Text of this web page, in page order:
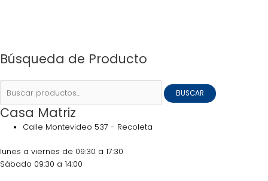
Búsqueda de Producto
BUSCAR
Casa Matriz
Calle Montevideo 537 - Recoleta
lunes a viernes de 09:30 a 17:30
Sábado 09:30 a 14:00